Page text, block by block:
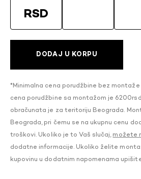
RSD
DODAJ U KORPU
*Minimalna cena porudžbine bez montaže
cena porudžbine sa montažom je
obračunata je za teritoriju Beograda.
Beograda, pri čemu se na ukupnu cenu
troškovi. Ukoliko je to Vaš slučaj, možete
dodatne informacije. Ukoliko želite
kupovinu u dodatnim napomenama